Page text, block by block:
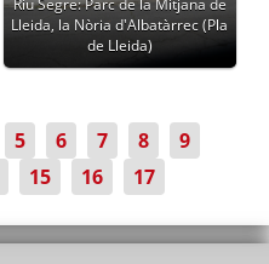
Riu Segre: Parc de la Mitjana de
Lleida, la Nòria d'Albatàrrec (Pla
de Lleida)
5 6 7 8
9
15 16 17